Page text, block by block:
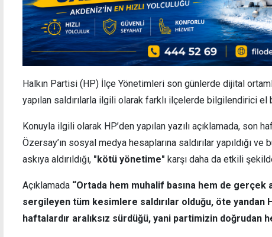
Halkın Partisi (HP) İlçe Yönetimleri son günlerde dijital
yapılan saldırılarla ilgili olarak farklı ilçelerde bilgilendirici el
Konuyla ilgili olarak HP’den yapılan yazılı açıklamada, son
Özersay’ın sosyal medya hesaplarına saldırılar yapıldığı
askıya aldırıldığı, "kötü yönetime" karşı daha da etkili
Açıklamada “Ortada hem muhalif basına hem de gerçek
sergileyen tüm kesimlere saldırılar olduğu, öte yandan
haftalardır aralıksız sürdüğü, yani partimizin doğrudan
KKTC'de 15 Temmuz'un 10'uncu yılında
ve beraberlik vurgusu